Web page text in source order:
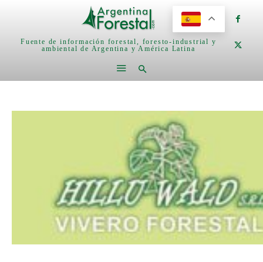
Fuente de información forestal, foresto-industrial y
ambiental de Argentina y América Latina